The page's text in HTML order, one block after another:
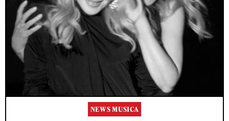
NEWS MUSICA